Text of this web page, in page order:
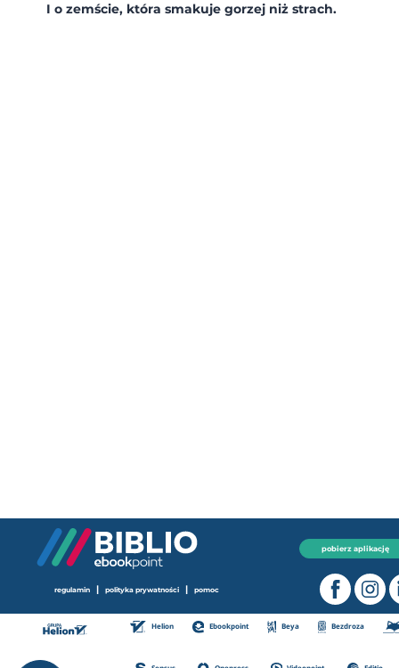
I o zemście, która smakuje gorzej niż strach.
pobierz aplikację
regulamin | polityka prywatności | pomoc
Helion Ebookpoint Beya Bezdroza